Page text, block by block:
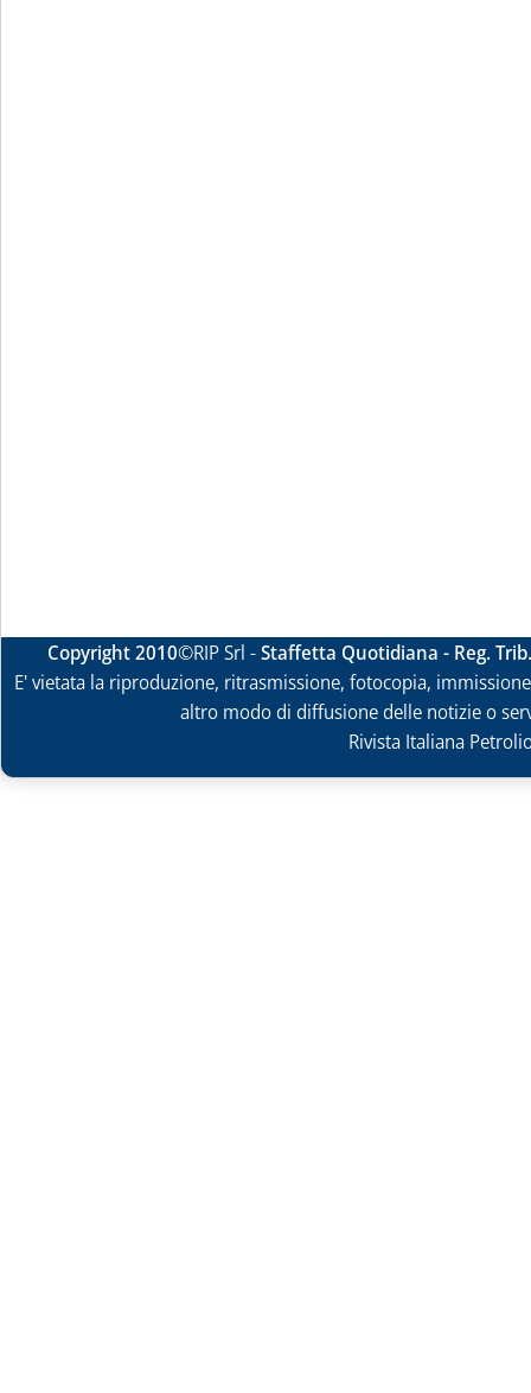
Copyright 2010©RIP Srl -Staffetta Quotidiana - Reg.
E' vietata la riproduzione, ritrasmissione, fotocopia,
altro modo di diffusione delle notizie o
Rivista Italiana